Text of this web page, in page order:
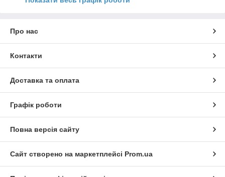
Про нас
Контакти
Доставка та оплата
Графік роботи
Повна версія сайту
Сайт створено на маркетплейсі Prom.ua